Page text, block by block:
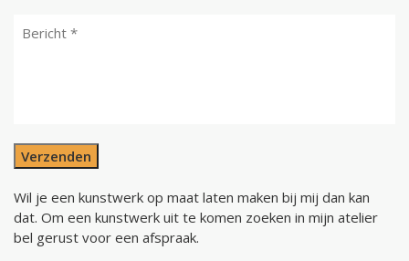
Verzenden
Wil je een kunstwerk op maat laten maken bij mij dan kan
dat. Om een kunstwerk uit te komen zoeken in mijn atelier
bel gerust voor een afspraak.